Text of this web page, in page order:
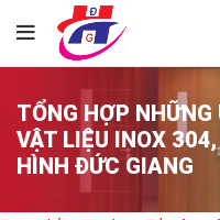
TỔNG HỢP
VẬT LIỆU INOX
HÌNH ĐỨC GIANG